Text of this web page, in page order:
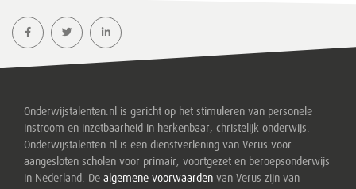
Onderwijstalenten.nl is gericht op het stimuleren van personele
instroom en inzetbaarheid in herkenbaar, christelijk onderwijs.
Onderwijstalenten.nl is een dienstverlening van Verus voor
aangesloten scholen voor primair, voortgezet en beroepsonderwijs
in Nederland. De algemene voorwaarden van Verus zijn van